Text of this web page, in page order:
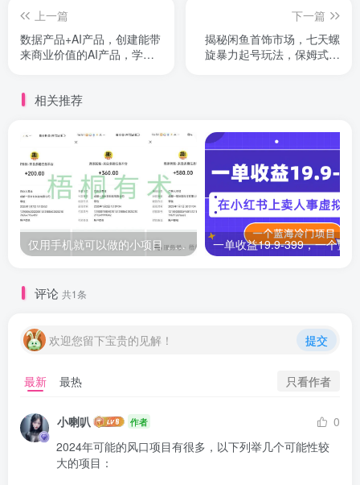
上一篇
数据产品+AI产品，创建能带
来商业价值的AI产品，学习
下一篇
揭秘闲鱼首饰市场，七天螺
旋暴力起号玩法，保姆式教
相关推荐
仅用手机就可以做的小项目，当天就能见钱，每天100-300
评论 共1条
欢迎您留下宝贵的见解！ 提交
最新 最热 只看作者
小喇叭 作者
0
2024年可能的风口项目有很多，以下列举几个可能性较
大的项目：